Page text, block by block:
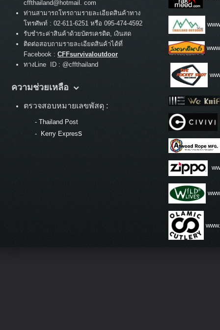
cffthailand@hotmail. com
ท่านสามารถโทรถามรายละเอียดสินค้าทาง
โทรศัพท์ : 02-611-6251 หรือ 095-474-4592
รับชำระค่าสินค้าด้วยบัตรเครดิต, เงินสด
ติดต่อสอบถามรายละเอียดสินค้าได้ที่
Facebook : CFFsurvivaloutdoor
ทางLine ID : @cffthailand
ความช่วยเหลือ
ตรวจสอบหมายเลขพัสดุ :
- Thailand Post
-
Kerry Express